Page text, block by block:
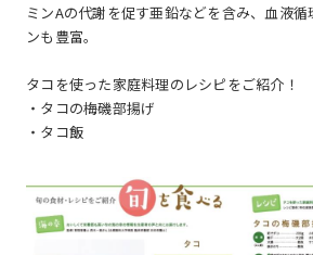
ミンAの代謝を促す亜鉛などを含み、血液
ンも豊富。
タコを使った家庭料理のレシピをご紹介！
・タコの梅磯部揚げ
・タコ飯